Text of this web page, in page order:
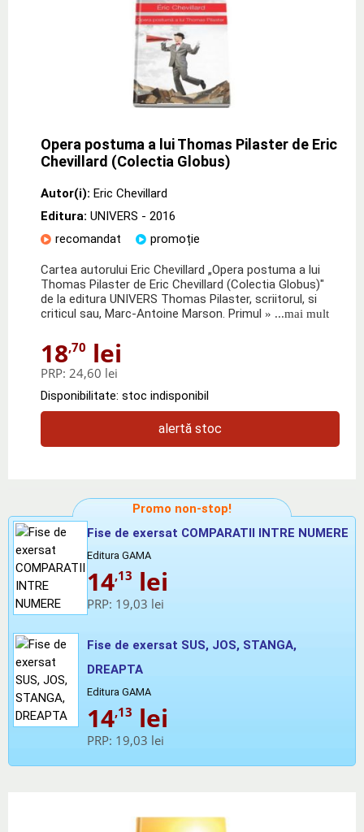
Opera postuma a lui Thomas Pilaster de Eric
Chevillard (Colectia Globus)
Autor(i): Eric Chevillard
Editura: UNIVERS - 2016
recomandat
promoție
Cartea autorului Eric Chevillard „Opera postuma a lui
Thomas Pilaster de Eric Chevillard (Colectia Globus)"
de la editura UNIVERS Thomas Pilaster, scriitorul, si
criticul sau, Marc-Antoine Marson. Primul » ...mai mult
18,70 lei
PRP: 24,60 lei
Disponibilitate: stoc indisponibil
alertă stoc
Promo non-stop!
Fise de exersat COMPARATII INTRE NUMERE
Editura GAMA
14,13 lei
PRP: 19,03 lei
Fise de exersat SUS, JOS, STANGA,
DREAPTA
Editura GAMA
14,13 lei
PRP: 19,03 lei